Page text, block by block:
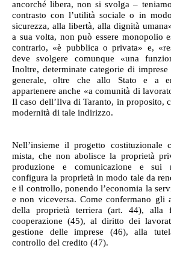
ancorché libera, non si svolga –
contrasto con l’utilità sociale o in
sicurezza, alla libertà, alla dignità
a sua volta, non può essere monopolio
contrario, «è pubblica o privata» e,
deve svolgere comunque «una
Inoltre, determinate categorie di imprese
generale, oltre che allo Stato e a
appartenere anche «a comunità di
Il caso dell’Ilva di Taranto, in proposito,
modernità di tale indirizzo.
Nell’insieme il progetto costituzionale
mista, che non abolisce la proprietà
produzione e comunicazione e sui
configura la proprietà in modo tale da
e il controllo, ponendo l’economia la
e non viceversa. Come confermano
della proprietà terriera (art. 44), alla
cooperazione (45), al diritto dei
gestione delle imprese (46), alla
controllo del credito (47).